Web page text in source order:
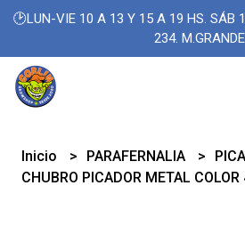
🕑LUN-VIE 10 A 13 Y 15 A 19 HS. SÁB
234. M.GRANDE
Inicio PARAFERNALIA
CHUBRO PICADOR METAL